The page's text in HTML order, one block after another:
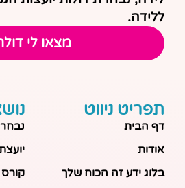
ללידה.
מצאו לי
תפריט ניווט
דף הבית
אודות
בלוג ידע זה הכוח שלך